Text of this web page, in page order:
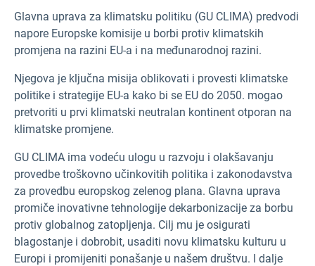
Glavna uprava za klimatsku politiku (GU CLIMA) predvodi
napore Europske komisije u borbi protiv klimatskih
promjena na razini EU-a i na međunarodnoj razini.
Njegova je ključna misija oblikovati i provesti klimatske
politike i strategije EU-a kako bi se EU do 2050. mogao
pretvoriti u prvi klimatski neutralan kontinent otporan na
klimatske promjene.
GU CLIMA ima vodeću ulogu u razvoju i olakšavanju
provedbe troškovno učinkovitih politika i zakonodavstva
za provedbu europskog zelenog plana. Glavna uprava
promiče inovativne tehnologije dekarbonizacije za borbu
protiv globalnog zatopljenja. Cilj mu je osigurati
blagostanje i dobrobit, usaditi novu klimatsku kulturu u
Europi i promijeniti ponašanje u našem društvu. I dalje